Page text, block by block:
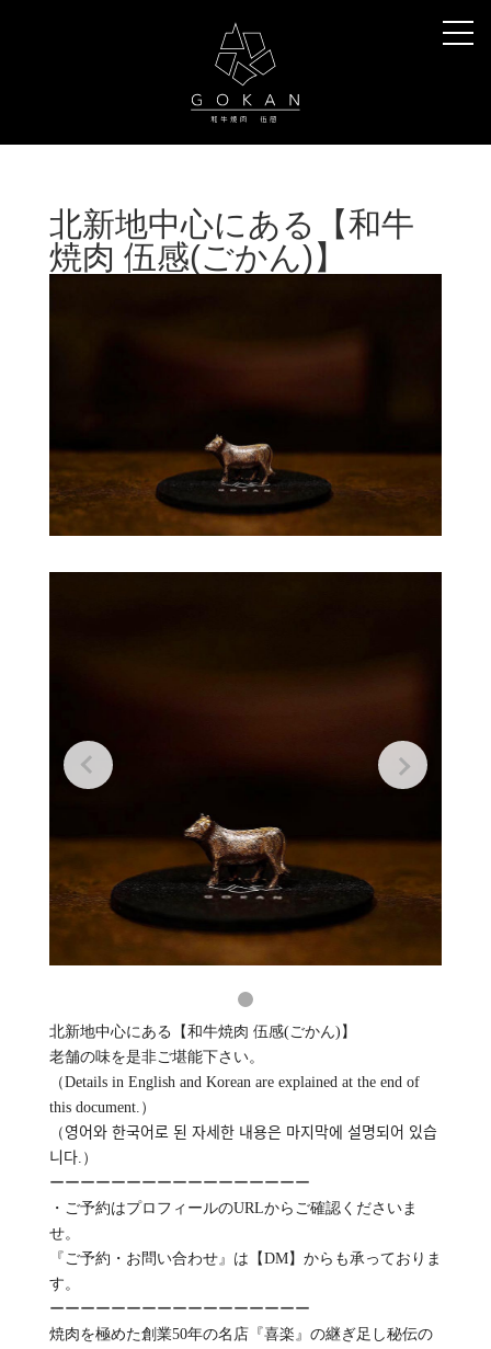
北新地中心にある【和牛
焼肉 伍感(ごかん)】
北新地中心にある【和牛焼肉 伍感(ごかん)】
老舗の味を是非ご堪能下さい。
（Details in English and Korean are explained at the end of
this document.）
（영어와 한국어로 된 자세한 내용은 마지막에 설명되어 있습
니다.）
ーーーーーーーーーーーーーーーーー
・ご予約はプロフィールのURLからご確認くださいま
せ。
『ご予約・お問い合わせ』は【DM】からも承っておりま
す。
ーーーーーーーーーーーーーーーーー
焼肉を極めた創業50年の名店『喜楽』の継ぎ足し秘伝の